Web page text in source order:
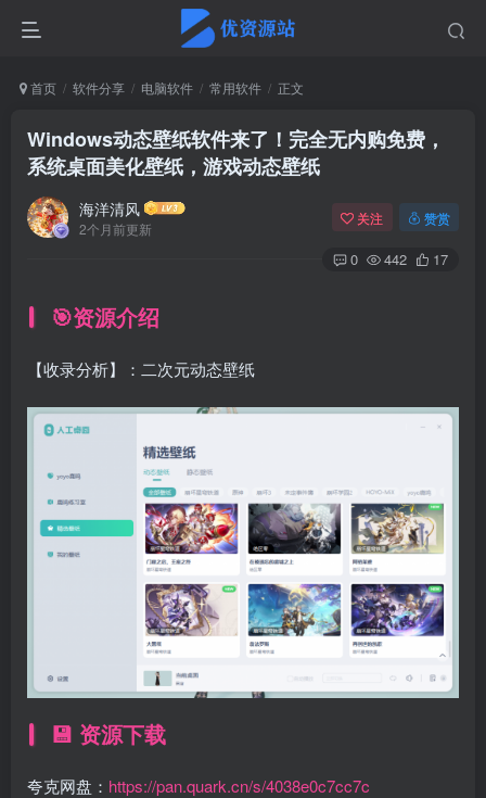
首页 软件分享 电脑软件 常用软件 正文
Windows动态壁纸软件来了！完全无内购免费，
系统桌面美化壁纸，游戏动态壁纸
海洋清风
2个月前更新
关注 赞赏
0 442 17
🎯资源介绍
【收录分析】：二次元动态壁纸
💾 资源下载
夸克网盘： https://pan.quark.cn/s/4038e0c7cc7c